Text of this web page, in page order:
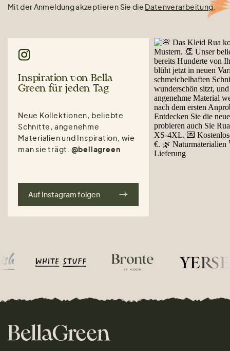
Mit der Anmeldung akzeptieren Sie die Datenverarbeitung.
Inspiration von Bella
Green für jeden Tag
Neue Kollektionen, beliebte
Schnitte, angenehme
Materialien und Inspiration, wie
man sie trägt. @bellagreen
Auf Instagram folgen